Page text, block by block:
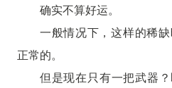
确实不算好运。
一般情况下，这样的稀
正常的。
但是现在只有一把武器